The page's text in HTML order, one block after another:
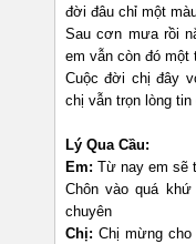
đời đâu chỉ một
Sau cơn mưa rồi
em vẫn còn đó một
Cuộc đời chị đây
chị vẫn trọn lòng
Lý Qua Cầu:
Em: Từ nay em sẽ
Chôn vào quá
chuyên
Chị: Chị mừng